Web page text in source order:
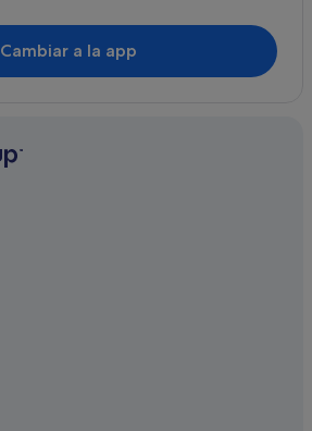
Cambiar a la app